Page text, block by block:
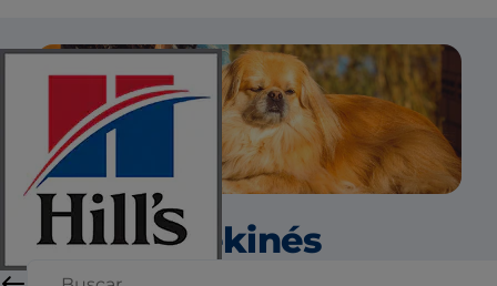
Pekinés
El pequinés es un miembro del grupo de los